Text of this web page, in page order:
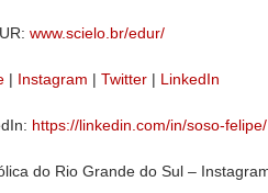
www.scielo.br/edur/
| Instagram | Twitter | LinkedIn
https://linkedin.com/in/soso-felipe/
do Rio Grande do Sul –